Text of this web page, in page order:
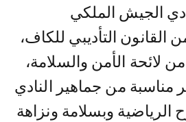
الجيش الملكي
82 و83 من القانون التأديبي للكاف،
وكذلك للمادة 32 من لائحة الأمن والسلامة،
مناسبة من جماهير النادي
الرياضية وبسلامة ونزاهة